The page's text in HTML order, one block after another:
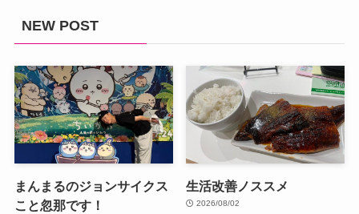
NEW POST
まんまるのジョンサイクス
こと忽那です！
生活改善ノススメ
2026/08/02